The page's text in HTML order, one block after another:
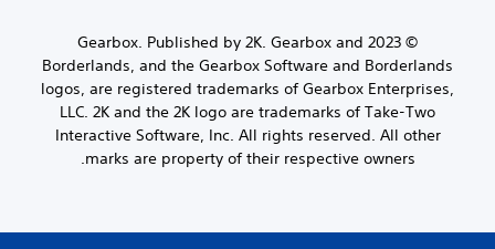
© 2023 Gearbox. Published by 2K. Gearbox and
Borderlands, and the Gearbox Software and Borderlands
logos, are registered trademarks of Gearbox Enterprises,
LLC. 2K and the 2K logo are trademarks of Take-Two
Interactive Software, Inc. All rights reserved. All other
marks are property of their respective owners.